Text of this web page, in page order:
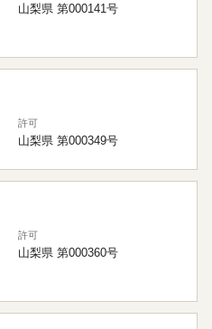
山梨県 第000141号
許可
山梨県 第000349号
許可
山梨県 第000360号